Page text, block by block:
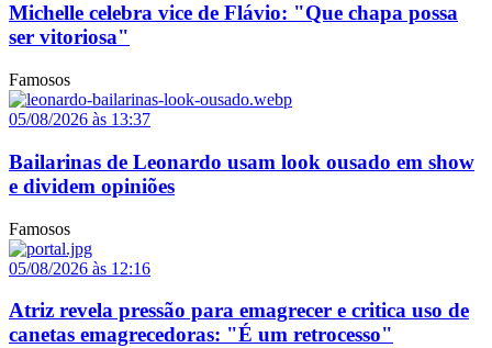
Michelle celebra vice de Flávio: "Que chapa possa
ser vitoriosa"
Famosos
05/08/2026 às 13:37
Bailarinas de Leonardo usam look ousado em show
e dividem opiniões
Famosos
05/08/2026 às 12:16
Atriz revela pressão para emagrecer e critica uso de
canetas emagrecedoras: "É um retrocesso"